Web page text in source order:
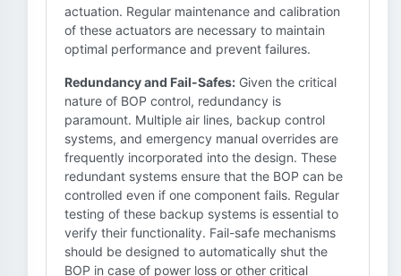
actuation. Regular maintenance and calibration
of these actuators are necessary to maintain
optimal performance and prevent failures.
Redundancy and Fail-Safes: Given the critical
nature of BOP control, redundancy is
paramount. Multiple air lines, backup control
systems, and emergency manual overrides are
frequently incorporated into the design. These
redundant systems ensure that the BOP can be
controlled even if one component fails. Regular
testing of these backup systems is essential to
verify their functionality. Fail-safe mechanisms
should be designed to automatically shut the
BOP in case of power loss or other critical